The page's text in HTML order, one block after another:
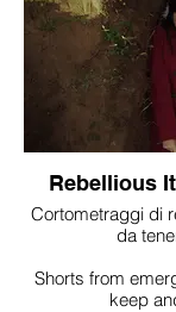
Rebellious
Cortometraggi di
da
Shorts from
keep